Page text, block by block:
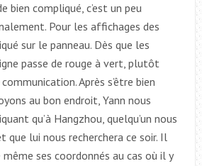
bien compliqué, c’est un peu
Pour les affichages des
sur le panneau. Dès que les
passe de rouge à vert, plutôt
Après s’être bien
au bon endroit, Yann nous
qu’à Hangzhou, quelqu’un nous
que lui nous recherchera ce soir. Il
ses coordonnés au cas où il y